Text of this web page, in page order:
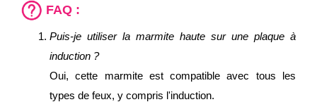
FAQ :
Puis-je utiliser la marmite haute sur une plaque à
induction ?
Oui, cette marmite est compatible avec tous les
types de feux, y compris l'induction.